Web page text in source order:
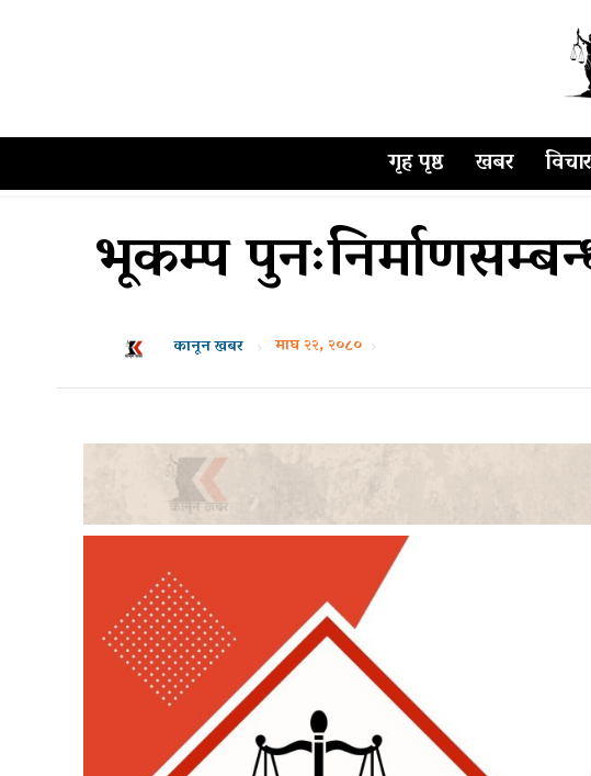
गृह पृष्ठ खबर विचार
भूकम्प
कानून खबर माघ २२, २०८०